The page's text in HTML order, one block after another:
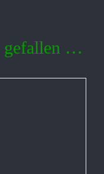
gefallen …